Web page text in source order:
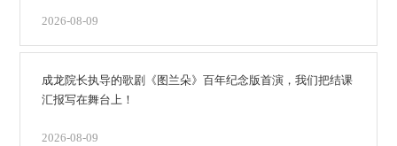
2026-08-09
成龙院长执导的歌剧《图兰朵》百年纪念版首演，我们把结课
汇报写在舞台上！
2026-08-09